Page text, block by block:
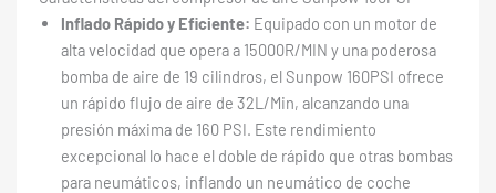
Inflado Rápido y Eficiente: Equipado con un motor de
alta velocidad que opera a 15000R/MIN y una poderosa
bomba de aire de 19 cilindros, el Sunpow 160PSI ofrece
un rápido flujo de aire de 32L/Min, alcanzando una
presión máxima de 160 PSI. Este rendimiento
excepcional lo hace el doble de rápido que otras bombas
para neumáticos, inflando un neumático de coche